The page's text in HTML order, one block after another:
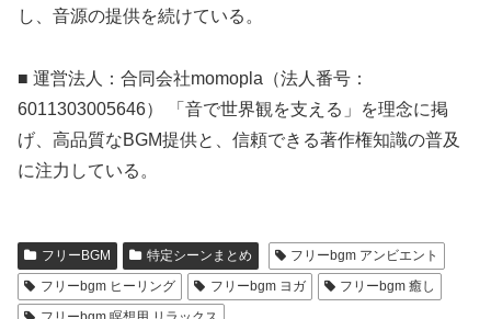
し、音源の提供を続けている。
■ 運営法人：合同会社momopla（法人番号：
6011303005646） 「音で世界観を支える」を理念に掲
げ、高品質なBGM提供と、信頼できる著作権知識の普及
に注力している。
フリーBGM 特定シーンまとめ
フリーbgm アンビエント
フリーbgm ヒーリング
フリーbgm ヨガ
フリーbgm 癒し